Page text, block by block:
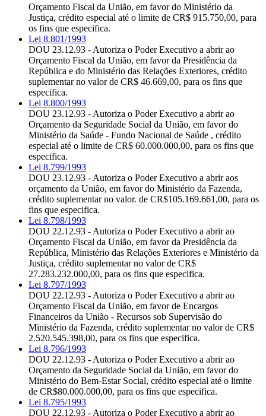
Orçamento Fiscal da União, em favor do Ministério da
Justiça, crédito especial até o limite de CR$ 915.750,00, para
os fins que especifica.
Lei 8.801/1993
DOU 23.12.93 - Autoriza o Poder Executivo a abrir ao
Orçamento Fiscal da União, em favor da Presidência da
República e do Ministério das Relações Exteriores, crédito
suplementar no valor de CR$ 46.669,00, para os fins que
especifica.
Lei 8.800/1993
DOU 23.12.93 - Autoriza o Poder Executivo a abrir ao
Orçamento da Seguridade Social da União, em favor do
Ministério da Saúde - Fundo Nacional de Saúde , crédito
especial até o limite de CR$ 60.000.000,00, para os fins que
especifica.
Lei 8.799/1993
DOU 23.12.93 - Autoriza o Poder Executivo a abrir aos
orçamento da União, em favor do Ministério da Fazenda,
crédito suplementar no valor. de CR$105.169.661,00, para os
fins que especifica.
Lei 8.798/1993
DOU 22.12.93 - Autoriza o Poder Executivo a abrir ao
Orçamento Fiscal da União, em favor da Presidência da
República, Ministério das Relações Exteriores e Ministério da
Justiça, crédito suplementar no valor de CR$
27.283.232.000,00, para os fins que especifica.
Lei 8.797/1993
DOU 22.12.93 - Autoriza o Poder Executivo a abrir ao
Orçamento Fiscal da União, em favor de Encargos
Financeiros da União - Recursos sob Supervisão do
Ministério da Fazenda, crédito suplementar no valor de CR$
2.520.545.398,00, para os fins que especifica.
Lei 8.796/1993
DOU 22.12.93 - Autoriza o Poder Executivo a abrir ao
Orçamento da Seguridade Social da União, em favor do
Ministério do Bem-Estar Social, crédito especial até o limite
de CR$80.000.000,00, para os fins que especifica.
Lei 8.795/1993
DOU 22.12.93 - Autoriza o Poder Executivo a abrir ao